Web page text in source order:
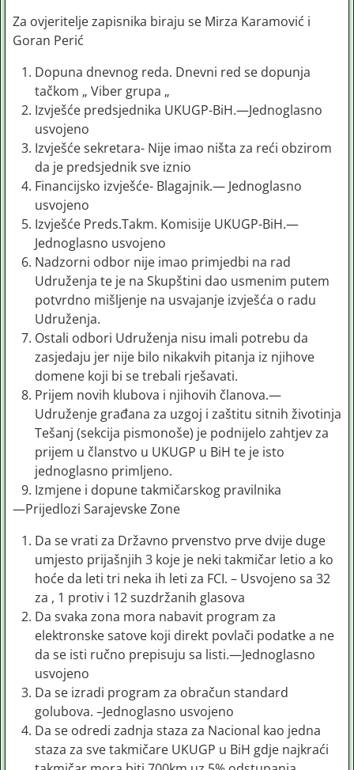
Za ovjeritelje zapisnika biraju se Mirza Karamović i
Goran Perić
Dopuna dnevnog reda. Dnevni red se dopunja
tačkom „ Viber grupa „
Izvješće predsjednika UKUGP-BiH.—Jednoglasno
usvojeno
Izvješće sekretara- Nije imao ništa za reći obzirom
da je predsjednik sve iznio
Financijsko izvješće- Blagajnik.— Jednoglasno
usvojeno
Izvješće Preds.Takm. Komisije UKUGP-BiH.—
Jednoglasno usvojeno
Nadzorni odbor nije imao primjedbi na rad
Udruženja te je na Skupštini dao usmenim putem
potvrdno mišljenje na usvajanje izvješća o radu
Udruženja.
Ostali odbori Udruženja nisu imali potrebu da
zasjedaju jer nije bilo nikakvih pitanja iz njihove
domene koji bi se trebali rješavati.
Prijem novih klubova i njihovih članova.—
Udruženje građana za uzgoj i zaštitu sitnih životinja
Tešanj (sekcija pismonoše) je podnijelo zahtjev za
prijem u članstvo u UKUGP u BiH te je isto
jednoglasno primljeno.
Izmjene i dopune takmičarskog pravilnika
—Prijedlozi Sarajevske Zone
Da se vrati za Državno prvenstvo prve dvije duge
umjesto prijašnjih 3 koje je neki takmičar letio a ko
hoće da leti tri neka ih leti za FCI. – Usvojeno sa 32
za , 1 protiv i 12 suzdržanih glasova
Da svaka zona mora nabavit program za
elektronske satove koji direkt povlači podatke a ne
da se isti ručno prepisuju sa listi.—Jednoglasno
usvojeno
Da se izradi program za obračun standard
golubova. –Jednoglasno usvojeno
Da se odredi zadnja staza za Nacional kao jedna
staza za sve takmičare UKUGP u BiH gdje najkraći